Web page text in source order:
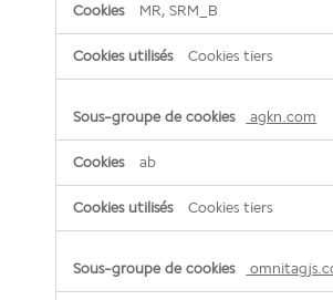
MR, SRM_B
Cookies tiers
agkn.com
ab
Cookies tiers